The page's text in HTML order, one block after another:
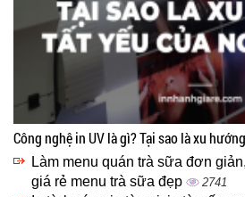
Công nghệ in UV là gì? Tại sao là xu
Làm menu quán trà sữa đơn
giá rẻ menu trà sữa đẹp
2741